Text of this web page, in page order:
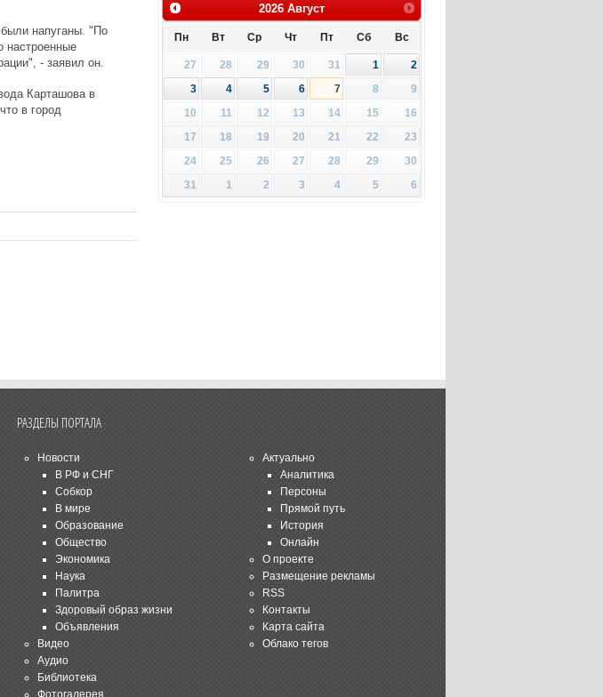
напуганы. "По
настроенные
- заявил он.
Карташова в
в город
2026 Август
Пн Вт Ср Чт Пт Сб Вс
27 28 29 30 31 1
2
3
4 5 6 7 8
9
10
11 12 13 14 15
16
17
18 19 20 21 22
23
24
25 26 27 28 29
30
31
1 2 3 4 5 6
РАЗДЕЛЫ ПОРТАЛА
Новости
В РФ и СНГ
Собкор
В мире
Образование
Общество
Экономика
Наука
Палитра
Здоровый образ жизни
Объявления
Видео
Аудио
Библиотека
Актуально
Аналитика
Персоны
Прямой путь
История
Онлайн
О проекте
Размещение рекламы
RSS
Контакты
Карта сайта
Облако тегов